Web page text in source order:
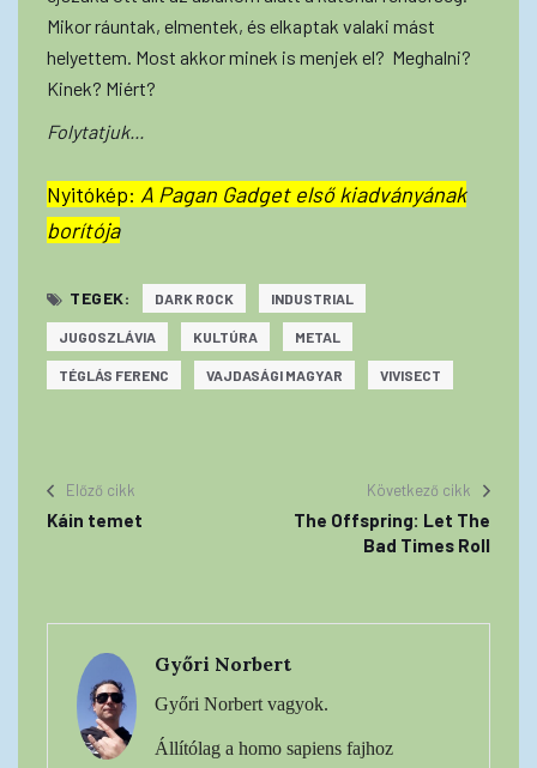
Mikor ráuntak, elmentek, és elkaptak valaki mást
helyettem. Most akkor minek is menjek el? Meghalni?
Kinek? Miért?
Folytatjuk...
Nyitókép: A Pagan Gadget első kiadványának
borítója
TEGEK: DARK ROCK INDUSTRIAL
JUGOSZLÁVIA KULTÚRA METAL
TÉGLÁS FERENC VAJDASÁGI MAGYAR VIVISECT
Előző cikk
Káin temet
Következő cikk
The Offspring: Let The
Bad Times Roll
Győri Norbert
Győri Norbert vagyok.
Állítólag a homo sapiens fajhoz